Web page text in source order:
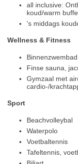
all inclusive:
koud/warm
's middags
Wellness & Fitness
Finse sauna,
Gymzaal met
cardio-/
Sport
Beachvolleybal
Waterpolo
Voetbaltennis
Tafeltennis,